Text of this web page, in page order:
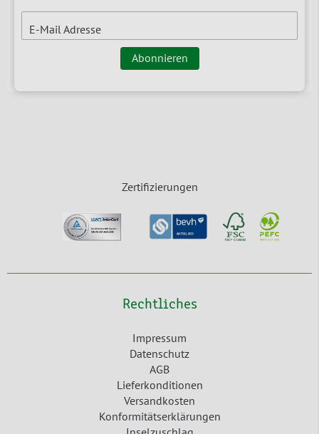
E-Mail Adresse
Abonnieren
Zertifizierungen
Rechtliches
Impressum
Datenschutz
AGB
Lieferkonditionen
Versandkosten
Konformitätserklärungen